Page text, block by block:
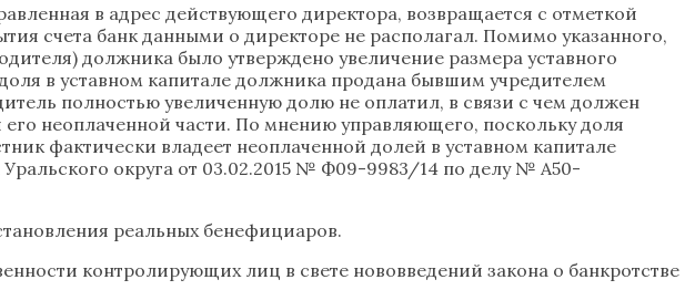
в адрес действующего директора, возвращается с отметкой
счета банк данными о директоре не располагал. Помимо указанного,
должника было утверждено увеличение размера уставного
в уставном капитале должника продана бывшим учредителем
полностью увеличенную долю не оплатил, в связи с чем должен
неоплаченной части. По мнению управляющего, поскольку доля
фактически владеет неоплаченной долей в уставном капитале
округа от 03.02.2015 № Ф09-9983/14 по делу № А50-
реальных бенефициаров.
контролирующих лиц в свете нововведений закона о банкротстве